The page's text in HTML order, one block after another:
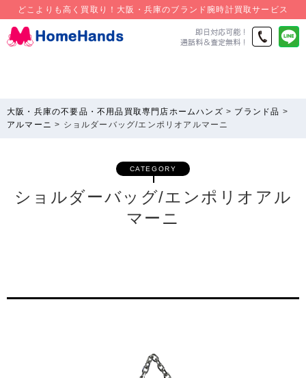
どこよりも高く買取り！大阪・兵庫のブランド腕時計買取サービス
大阪・兵庫の不要品・不用品買取専門店ホームハンズ > ブランド品 >
アルマーニ > ショルダーバッグ/エンポリオアルマーニ
CATEGORY
ショルダーバッグ/エンポリオアル
マーニ